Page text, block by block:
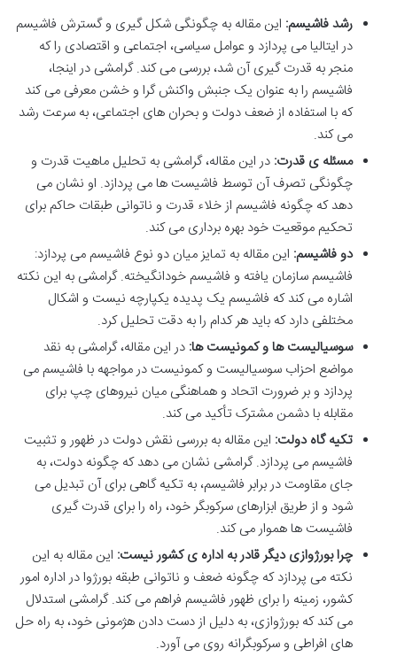
رشد فاشیسم: این مقاله به چگونگی شکل گیری و گسترش فاشیسم
در ایتالیا می پردازد و عوامل سیاسی، اجتماعی و اقتصادی را که
منجر به قدرت گیری آن شد، بررسی می کند. گرامشی در اینجا،
فاشیسم را به عنوان یک جنبش واکنش گرا و خشن معرفی می کند
که با استفاده از ضعف دولت و بحران های اجتماعی، به سرعت رشد
می کند.
مسئله ی قدرت: در این مقاله، گرامشی به تحلیل ماهیت قدرت و
چگونگی تصرف آن توسط فاشیست ها می پردازد. او نشان می
دهد که چگونه فاشیسم از خلاء قدرت و ناتوانی طبقات حاکم برای
تحکیم موقعیت خود بهره برداری می کند.
دو فاشیسم: این مقاله به تمایز میان دو نوع فاشیسم می پردازد:
فاشیسم سازمان یافته و فاشیسم خودانگیخته. گرامشی به این نکته
اشاره می کند که فاشیسم یک پدیده یکپارچه نیست و اشکال
مختلفی دارد که باید هر کدام را به دقت تحلیل کرد.
سوسیالیست ها و کمونیست ها: در این مقاله، گرامشی به نقد
مواضع احزاب سوسیالیست و کمونیست در مواجهه با فاشیسم می
پردازد و بر ضرورت اتحاد و هماهنگی میان نیروهای چپ برای
مقابله با دشمن مشترک تأکید می کند.
تکیه گاه دولت: این مقاله به بررسی نقش دولت در ظهور و تثبیت
فاشیسم می پردازد. گرامشی نشان می دهد که چگونه دولت، به
جای مقاومت در برابر فاشیسم، به تکیه گاهی برای آن تبدیل می
شود و از طریق ابزارهای سرکوبگر خود، راه را برای قدرت گیری
فاشیست ها هموار می کند.
چرا بورژوازی دیگر قادر به اداره ی کشور نیست: این مقاله به این
نکته می پردازد که چگونه ضعف و ناتوانی طبقه بورژوا در اداره امور
کشور، زمینه را برای ظهور فاشیسم فراهم می کند. گرامشی استدلال
می کند که بورژوازی، به دلیل از دست دادن هژمونی خود، به راه حل
های افراطی و سرکوبگرانه روی می آورد.